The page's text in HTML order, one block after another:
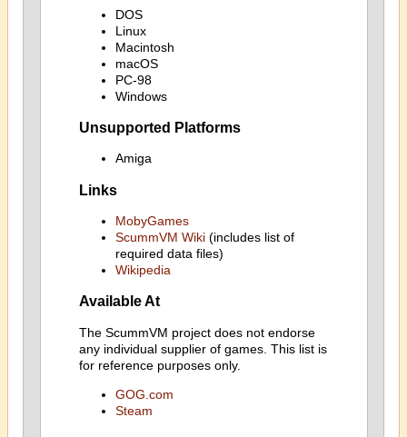
DOS
Linux
Macintosh
macOS
PC-98
Windows
Unsupported Platforms
Amiga
Links
MobyGames
ScummVM Wiki(includes list of
required data files)
Wikipedia
Available At
The ScummVM project does not endorse
any individual supplier of games. This list is
for reference purposes only.
GOG.com
Steam